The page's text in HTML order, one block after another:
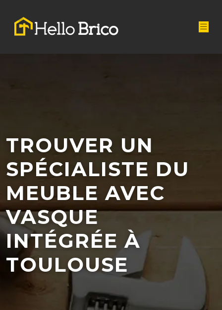
TROUVER UN
SPÉCIALISTE DU
MEUBLE AVEC
VASQUE
INTÉGRÉE À
TOULOUSE